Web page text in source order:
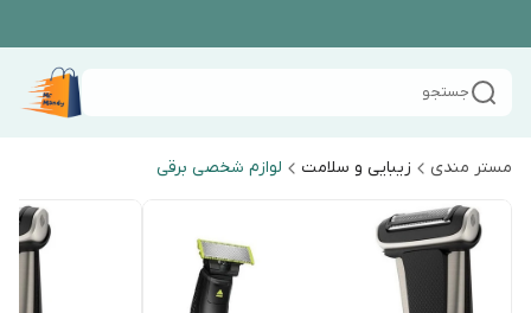
جستجو
مستر مندی زیبایی و سلامت لوازم شخصی برقی